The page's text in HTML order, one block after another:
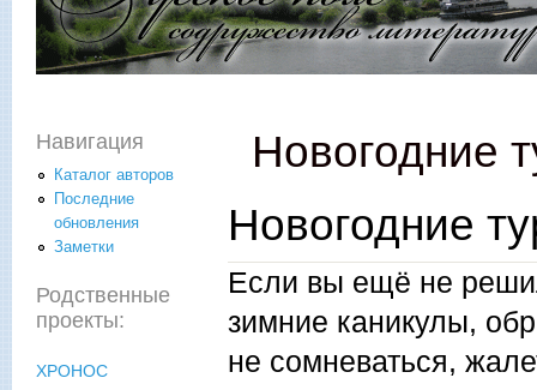
Новогодние
Новогодние
Если вы ещё не
зимние каникулы,
не сомневаться,
Навигация
Каталог авторов
Последние
обновления
Заметки
Родственные
проекты:
ХРОНОС